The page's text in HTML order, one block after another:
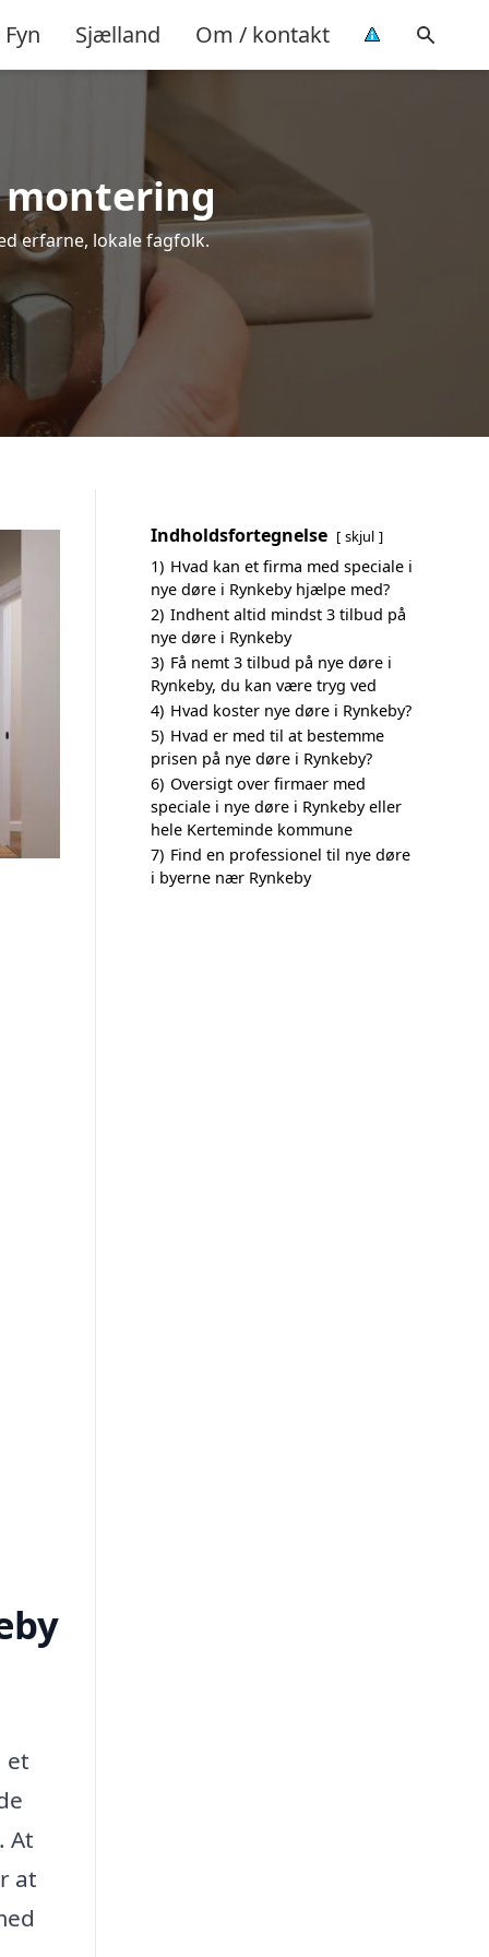
Fyn Sjælland Om / kontakt
montering
erfarne, lokale fagfolk.
et
At
at
Indholdsfortegnelse skjul
1) Hvad kan et firma med speciale i
nye døre i Rynkeby hjælpe med?
2) Indhent altid mindst 3 tilbud på
nye døre i Rynkeby
3) Få nemt 3 tilbud på nye døre i
Rynkeby, du kan være tryg ved
4) Hvad koster nye døre i Rynkeby?
5) Hvad er med til at bestemme
prisen på nye døre i Rynkeby?
6) Oversigt over firmaer med
speciale i nye døre i Rynkeby eller
hele Kerteminde kommune
7) Find en professionel til nye døre
i byerne nær Rynkeby